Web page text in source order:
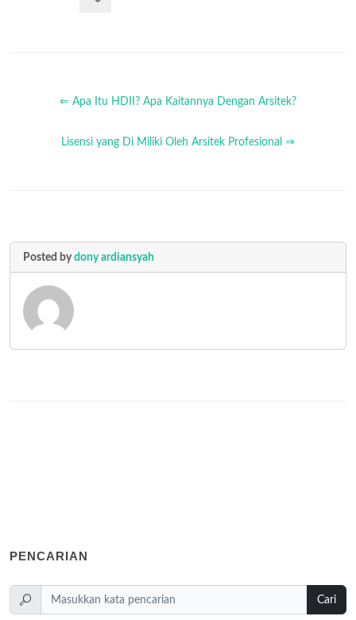
⇐ Apa Itu HDII? Apa Kaitannya Dengan Arsitek?
Lisensi yang Di Miliki Oleh Arsitek Profesional ⇒
Posted bydony ardiansyah
PENCARIAN
Cari